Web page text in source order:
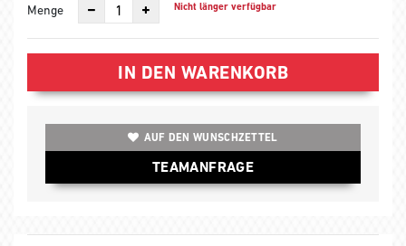
Menge Nicht länger verfügbar
IN DEN WARENKORB
AUF DEN WUNSCHZETTEL
TEAMANFRAGE